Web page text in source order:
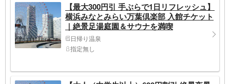
【最大300円引 手ぶらで1日リフレッシュ】
横浜みなとみらい万葉倶楽部 入館チケット
｜絶景足湯庭園＆サウナを満喫
日帰り温泉
指定無し